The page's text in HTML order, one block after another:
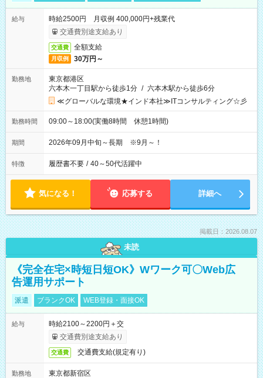
給与
時給2500円 月収例 400,000円+残業代
交通費別途支給あり
交通費 全額支給
月収例 30万円～
勤務地
東京都港区
六本木一丁目駅から徒歩1分 / 六本木駅から徒歩6分
≪グローバルな環境★インド本社≫ITコンサルティング☆彡
勤務時間 09:00～18:00(実働8時間 休憩1時間)
期間 2026年09月中旬～長期 ※9月～！
特徴 履歴書不要 / 40～50代活躍中
気になる！ 応募する 詳細へ
掲載日：2026.08.07
未読
《完全在宅×時短日短OK》Wワーク可〇Web広
告運用サポート
派遣 ブランクOK WEB登録・面接OK
給与
時給2100～2200円＋交
交通費別途支給あり
交通費 交通費支給(規定有り)
勤務地
東京都新宿区